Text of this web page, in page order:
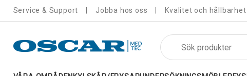
Service & Support Jobba hos oss Kvalitet och hållbarhet
Sök